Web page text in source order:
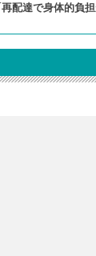
配達で身体的負